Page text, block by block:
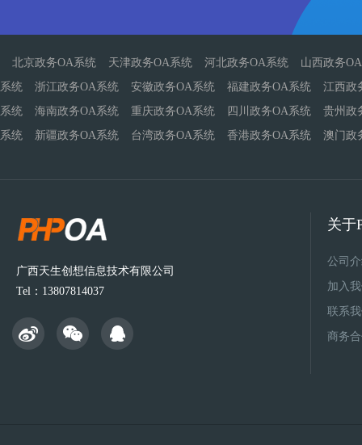
北京政务OA系统 天津政务OA系统 河北政务OA系统
山西政务
系统
浙江政务OA系统 安徽政务OA系统 福建政务OA系统
江西政
系统
海南政务OA系统 重庆政务OA系统 四川政务OA系统
贵州政
系统
新疆政务OA系统 台湾政务OA系统 香港政务OA系统 澳门政
广西天生创想信息技术有限公司
Tel：13807814037
关于
公司
加入
联系
商务